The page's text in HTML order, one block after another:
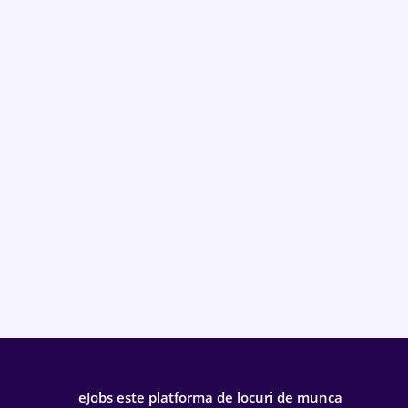
eJobs este platforma de locuri de munca